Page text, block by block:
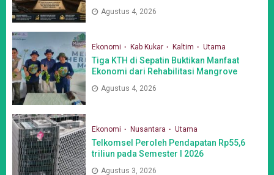
Agustus 4, 2026
Ekonomi Kab Kukar Kaltim Utama
Tiga KTH di Sepatin Buktikan Manfaat
Ekonomi dari Rehabilitasi Mangrove
Agustus 4, 2026
Ekonomi Nusantara Utama
Telkomsel Peroleh Pendapatan Rp55,6
triliun pada Semester I 2026
Agustus 3, 2026